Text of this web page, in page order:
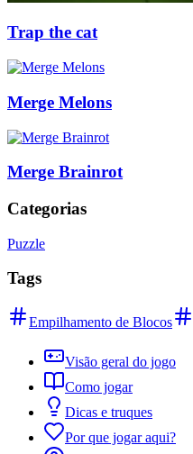
Trap the cat
Merge Melons
Merge Brainrot
Categorias
Puzzle
Tags
Empilhamento de Blocos
Visão geral do jogo
Como jogar
Dicas e truques
Por que jogar aqui?